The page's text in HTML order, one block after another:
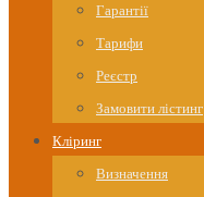
Гарантії
Тарифи
Реєстр
Замовити лістинг
Кліринг
Визначення